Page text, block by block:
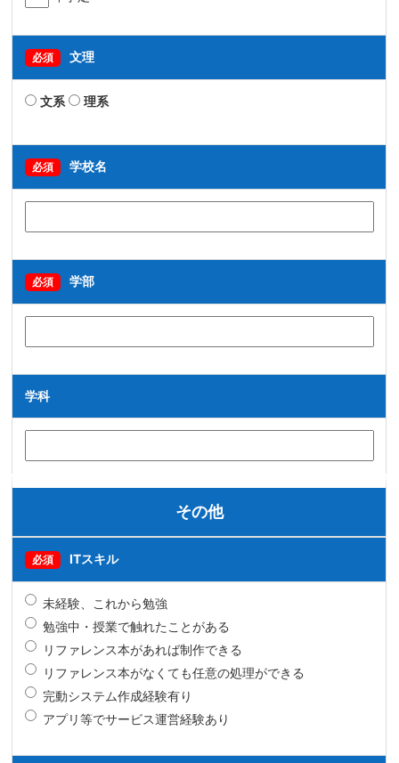
必須 文理
文系 理系
必須 学校名
必須 学部
学科
その他
必須 ITスキル
未経験、これから勉強
勉強中・授業で触れたことがある
リファレンス本があれば制作できる
リファレンス本がなくても任意の処理ができる
完動システム作成経験有り
アプリ等でサービス運営経験あり